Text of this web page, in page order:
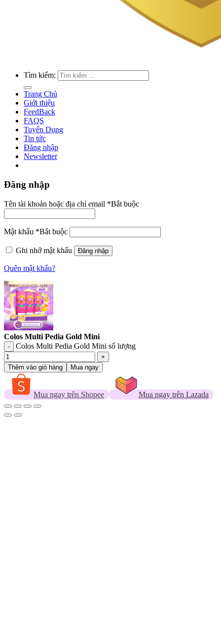
Tìm kiếm:
Trang Chủ
Giới thiệu
FeedBack
FAQS
Tuyển Dụng
Tin tức
Đăng nhập
Newsletter
Đăng nhập
Tên tài khoản hoặc địa chỉ email *Bắt buộc
Mật khẩu *Bắt buộc
Ghi nhớ mật khẩu Đăng nhập
Quên mật khẩu?
Colos Multi Pedia Gold Mini
Colos Multi Pedia Gold Mini số lượng
Thêm vào giỏ hàng Mua ngay
Mua ngay trên Shopee Mua ngay trên Lazada